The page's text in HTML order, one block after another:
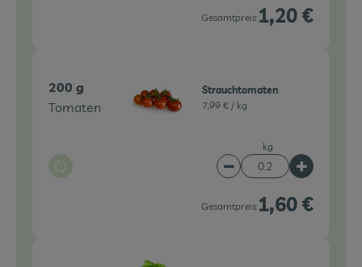
Gesamtpreis:1,20 €
200 g
Tomaten
Auswahl ändern
Strauchtomaten
7,99 € / kg
kg
Artikelanzahl
Gesamtpreis:1,60 €